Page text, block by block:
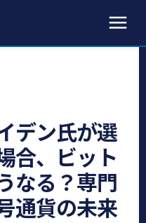
デン氏が選
合、ビット
なる？専門
通貨の未来